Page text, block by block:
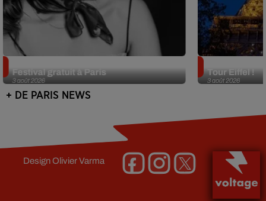
3 août 2026
Festival gratuit à Paris
3 août 2026
Tour Eiffel !
+ DE PARIS NEWS
DesignOlivier Varma